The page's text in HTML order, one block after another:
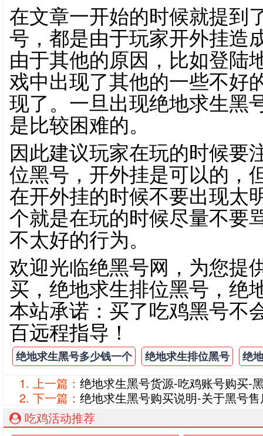
在文章一开始的时候就提到
号，都是由于玩家开外挂造
由于其他的原因，比如登陆
戏中出现了其他的一些不好
现了。一旦出现绝地求生黑
是比较困难的。
因此建议玩家在玩的时候要
位黑号，开外挂是可以的，
在开外挂的时候不要出现太
个就是在玩的时候尽量不要
不太好的行为。
欢迎光临绝黑号网，为您提
买，绝地求生排位黑号，绝
本站承诺：买了吃鸡黑号不
百远程指导！
绝地求生黑号多少钱一个 绝地求生排位黑号 绝
上一篇： 绝地求生黑号货源-吃鸡账号购买-
下一篇： 绝地求生黑号购买说明-关于黑号
吃鸡活动推荐